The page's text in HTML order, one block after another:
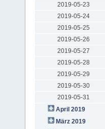
2019-05-23
2019-05-24
2019-05-25
2019-05-26
2019-05-27
2019-05-28
2019-05-29
2019-05-30
2019-05-31
April 2019
März 2019